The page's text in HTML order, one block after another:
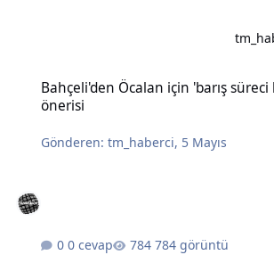
Bahçeli'den Öcalan için 'barış
önerisi
Gönderen:tm_haberci, 5 Mayıs
0 cevap 784 görüntü